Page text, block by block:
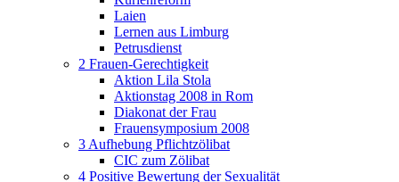
Laien
Lernen aus Limburg
Petrusdienst
2 Frauen-Gerechtigkeit
Aktion Lila Stola
Aktionstag 2008 in Rom
Diakonat der Frau
Frauensymposium 2008
3 Aufhebung Pflichtzölibat
CIC zum Zölibat
4 Positive Bewertung der Sexualität